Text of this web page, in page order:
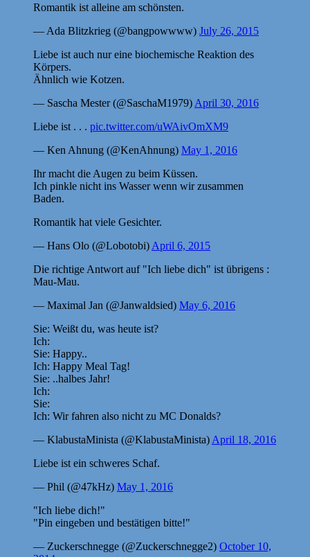
Romantik ist alleine am schönsten.
— Ada Blitzkrieg (@bangpowwww) July 26, 2015
Liebe ist auch nur eine biochemische Reaktion des
Körpers.
Ähnlich wie Kotzen.
— Sascha Mester (@SaschaM1979) April 30, 2016
Liebe ist . . . pic.twitter.com/uWAivOmXM9
— Ken Ahnung (@KenAhnung) May 1, 2016
Ihr macht die Augen zu beim Küssen.
Ich pinkle nicht ins Wasser wenn wir zusammen
Baden.
Romantik hat viele Gesichter.
— Hans Olo (@Lobotobi) April 6, 2015
Die richtige Antwort auf "Ich liebe dich" ist übrigens :
Mau-Mau.
— Maximal Jan (@Janwaldsied) May 6, 2016
Sie: Weißt du, was heute ist?
Ich:
Sie: Happy..
Ich: Happy Meal Tag!
Sie: ..halbes Jahr!
Ich:
Sie:
Ich: Wir fahren also nicht zu MC Donalds?
— KlabustaMinista (@KlabustaMinista) April 18, 2016
Liebe ist ein schweres Schaf.
— Phil (@47kHz) May 1, 2016
"Ich liebe dich!"
"Pin eingeben und bestätigen bitte!"
— Zuckerschnegge (@Zuckerschnegge2) October 10,